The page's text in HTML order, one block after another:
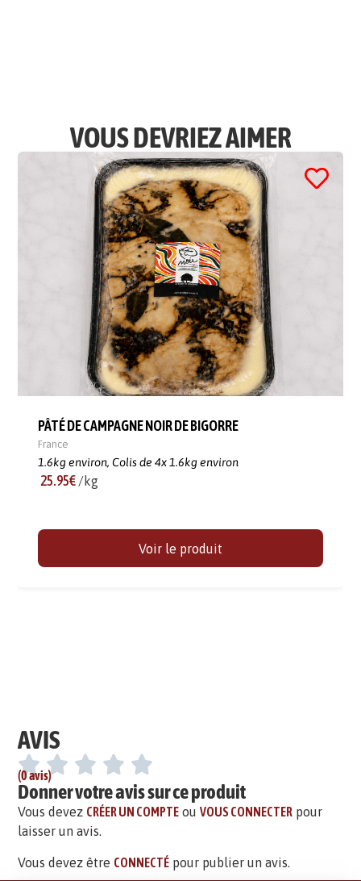
VOUS DEVRIEZ AIMER
PÂTÉ DE CAMPAGNE NOIR DE BIGORRE
France
1.6kg environ, Colis de 4x 1.6kg environ
25.95€ /kg
Voir le produit
AVIS
(0 avis)
Donner votre avis sur ce produit
Vous devez CRÉER UN COMPTE ouVOUS CONNECTER pour
laisser un avis.
Vous devez être CONNECTÉ pour publier un avis.